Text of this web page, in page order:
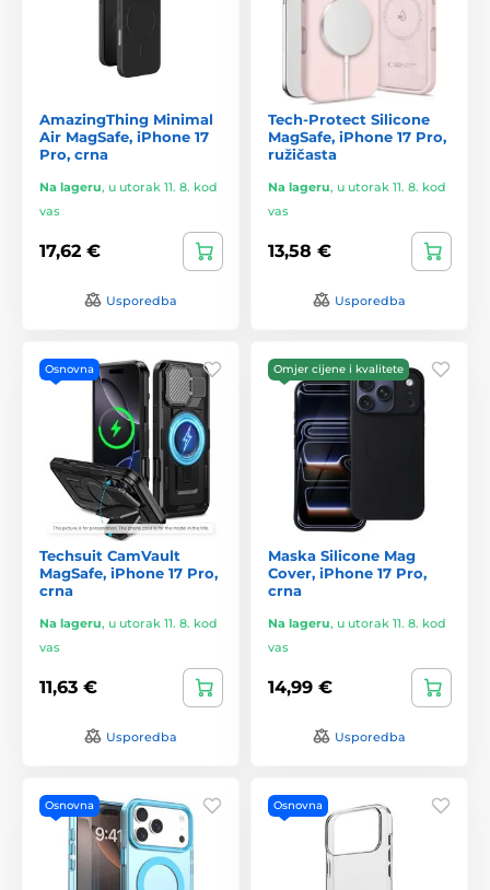
AmazingThing Minimal
Air MagSafe, iPhone 17
Pro, crna
Na lageru, u utorak 11. 8. kod
vas
17,62 €
Usporedba
Tech-Protect Silicone
MagSafe, iPhone 17 Pro,
ružičasta
Na lageru, u utorak 11. 8. kod
vas
13,58 €
Usporedba
Osnovna
Techsuit CamVault
MagSafe, iPhone 17 Pro,
crna
Na lageru, u utorak 11. 8. kod
vas
11,63 €
Usporedba
Omjer cijene i kvalitete
Maska Silicone Mag
Cover, iPhone 17 Pro,
crna
Na lageru, u utorak 11. 8. kod
vas
14,99 €
Usporedba
Osnovna Osnovna